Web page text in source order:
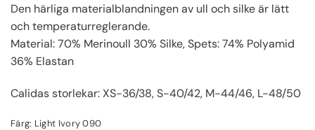
Den härliga materialblandningen av ull och silke är lätt
och temperaturreglerande.
Material: 70% Merinoull 30% Silke, Spets: 74% Polyamid
36% Elastan
Calidas storlekar: XS-36/38, S-40/42, M-44/46, L-48/50
Färg: Light Ivory 090